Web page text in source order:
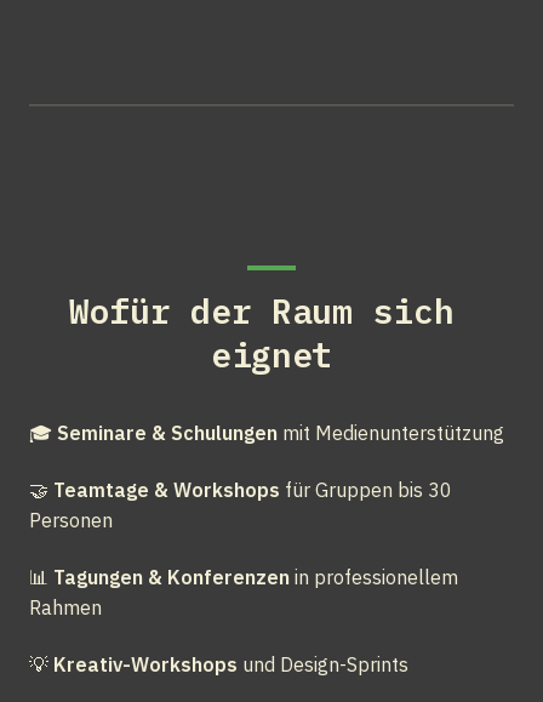
Wofür der Raum sich
eignet
🎓 Seminare & Schulungen mit Medienunterstützung
🤝 Teamtage & Workshops für Gruppen bis 30
Personen
📊 Tagungen & Konferenzen in professionellem
Rahmen
💡 Kreativ-Workshops und Design-Sprints